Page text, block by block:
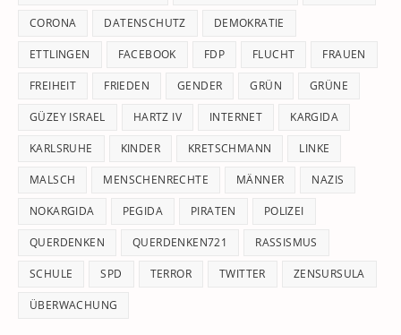
CORONA DATENSCHUTZ DEMOKRATIE
ETTLINGEN FACEBOOK FDP FLUCHT FRAUEN
FREIHEIT FRIEDEN GENDER GRÜN GRÜNE
GÜZEY ISRAEL HARTZ IV INTERNET KARGIDA
KARLSRUHE KINDER KRETSCHMANN LINKE
MALSCH MENSCHENRECHTE MÄNNER NAZIS
NOKARGIDA PEGIDA PIRATEN POLIZEI
QUERDENKEN QUERDENKEN721 RASSISMUS
SCHULE SPD TERROR TWITTER ZENSURSULA
ÜBERWACHUNG